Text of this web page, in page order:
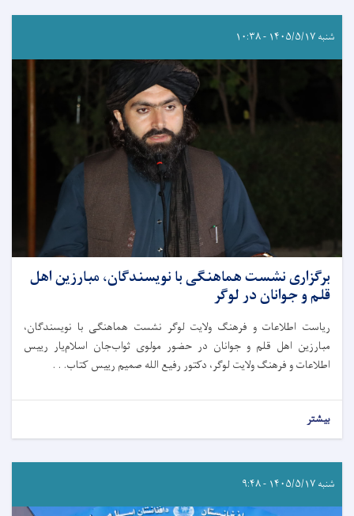
شنبه ۱۴۰۵/۵/۱۷ - ۱۰:۳۸
برگزاری نشست هماهنگی با نویسندگان، مبارزین اهل
قلم و جوانان در لوگر
ریاست اطلاعات و فرهنگ ولایت لوگر نشست هماهنگی با نویسندگان،
مبارزین اهل قلم و جوانان در حضور مولوی ثواب‌جان اسلام‌یار رییس
اطلاعات و فرهنگ ولایت لوگر، دکتور رفیع الله صمیم رییس کتاب. . .
بیشتر
شنبه ۱۴۰۵/۵/۱۷ - ۹:۴۸